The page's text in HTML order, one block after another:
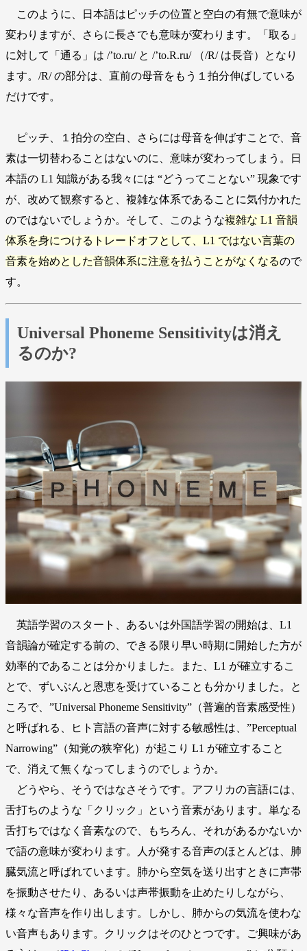
このように、日本語はピッチの位置と空白の有無で意味が
変わりますが、さらに長さでも意味が変わります。「取る」
に対して「通る」は /’to.ru/ と /’to.R.ru/ （/R/ は長音）となり
ます。/R/ の部分は、直前の母音をもう１拍分伸ばしている
だけです。
ピッチ、１拍分の空白、さらには母音を伸ばすことで、音
素は一切替わることはないのに、意味が変わってしまう。日
本語の L1 知識がある我々には “どうってことない” 現象です
が、改めて観察すると、複雑な体系であることに気付かれた
のではないでしょうか。そして、このような複雑な L1 音韻
体系を身につけるトレードオフとして、L1 ではない言葉の
音素を始めとした音韻体系に注意を払うことがなくなるので
す。
Universal Phoneme Sensitivityは消え
るのか?
英語学習のスタート、あるいは外国語学習の開始は、L1
音韻論が確定する前の、できる限り早い時期に開始した方が
効率的であることは分かりました。また、L1 が確立するこ
とで、ずいぶんと恩恵を受けていることも分かりました。と
ころで、”Universal Phoneme Sensitivity”（普遍的音素感受性）
と呼ばれる、ヒト言語の音声に対する敏感性は、”Perceptual
Narrowing”（知覚の狭窄化）が起こり L1 が確立すること
で、消えて無くなってしまうのでしょうか。
どうやら、そうではなさそうです。アフリカの言語には、
舌打ちのような「クリック」という音素があります。単なる
舌打ちではなく音素なので、もちろん、それがあるかないか
で語の意味が変わります。人が発する音声のほとんどは、肺
臓気流と呼ばれています。肺から空気を送り出すときに声帯
を振動させたり、あるいは声帯振動を止めたりしながら、
様々な音声を作り出します。しかし、肺からの気流を使わな
い音声もあります。クリックはそのひとつです。ご興味があ